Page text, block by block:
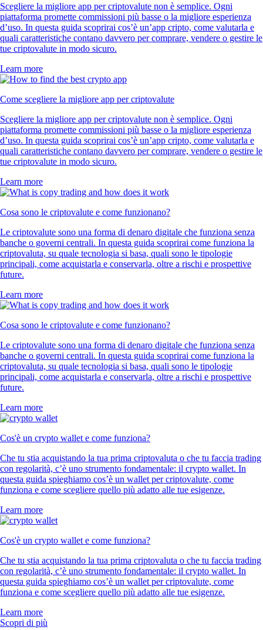
Scegliere la migliore app per criptovalute non è semplice. Ogni
piattaforma promette commissioni più basse o la migliore esperienza
d’uso. In questa guida scoprirai cos’è un’app cripto, come valutarla e
quali caratteristiche contano davvero per comprare, vendere o gestire le
tue criptovalute in modo sicuro.
Learn more
Come scegliere la migliore app per criptovalute
Scegliere la migliore app per criptovalute non è semplice. Ogni
piattaforma promette commissioni più basse o la migliore esperienza
d’uso. In questa guida scoprirai cos’è un’app cripto, come valutarla e
quali caratteristiche contano davvero per comprare, vendere o gestire le
tue criptovalute in modo sicuro.
Learn more
Cosa sono le criptovalute e come funzionano?
Le criptovalute sono una forma di denaro digitale che funziona senza
banche o governi centrali. In questa guida scoprirai come funziona la
criptovaluta, su quale tecnologia si basa, quali sono le tipologie
principali, come acquistarla e conservarla, oltre a rischi e prospettive
future.
Learn more
Cosa sono le criptovalute e come funzionano?
Le criptovalute sono una forma di denaro digitale che funziona senza
banche o governi centrali. In questa guida scoprirai come funziona la
criptovaluta, su quale tecnologia si basa, quali sono le tipologie
principali, come acquistarla e conservarla, oltre a rischi e prospettive
future.
Learn more
Cos'è un crypto wallet e come funziona?
Che tu stia acquistando la tua prima criptovaluta o che tu faccia trading
con regolarità, c’è uno strumento fondamentale: il crypto wallet. In
questa guida spieghiamo cos’è un wallet per criptovalute, come
funziona e come scegliere quello più adatto alle tue esigenze.
Learn more
Cos'è un crypto wallet e come funziona?
Che tu stia acquistando la tua prima criptovaluta o che tu faccia trading
con regolarità, c’è uno strumento fondamentale: il crypto wallet. In
questa guida spieghiamo cos’è un wallet per criptovalute, come
funziona e come scegliere quello più adatto alle tue esigenze.
Learn more
Scopri di più